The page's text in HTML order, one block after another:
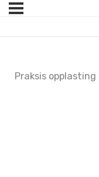
Praksis opplasting